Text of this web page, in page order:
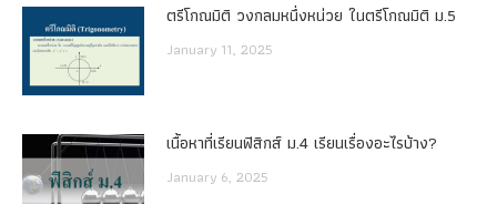
ตรีโกณมิติ วงกลมหนึ่งหน่วย ในตรีโกณมิติ ม.5
January 11, 2025
เนื้อหาที่เรียนฟิสิกส์ ม.4 เรียนเรื่องอะไรบ้าง?
January 6, 2025